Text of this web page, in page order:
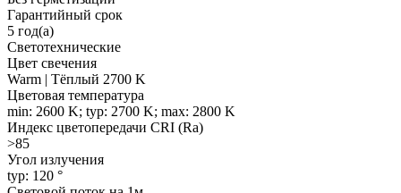
Гарантийный срок
5 год(а)
Светотехнические
Цвет свечения
Warm | Тёплый 2700 K
Цветовая температура
min: 2600 K; typ: 2700 K; max: 2800 K
Индекс цветопередачи CRI (Ra)
>85
Угол излучения
typ: 120 °